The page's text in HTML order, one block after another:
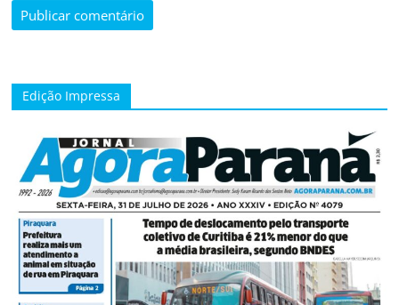
Edição Impressa